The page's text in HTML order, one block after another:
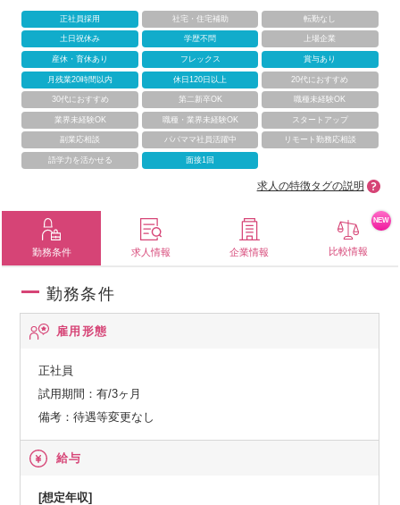
正社員採用 社宅・住宅補助 転勤なし
土日祝休み 学歴不問 上場企業
産休・育休あり フレックス 賞与あり
月残業20時間以内 休日120日以上 20代におすすめ
30代におすすめ 第二新卒OK 職種未経験OK
業界未経験OK 職種・業界未経験OK スタートアップ
副業応相談 パパママ社員活躍中 リモート勤務応相談
語学力を活かせる 面接1回
求人の特徴タグの説明
勤務条件 求人情報 企業情報 比較情報
NEW
勤務条件
雇用形態
正社員
試用期間：有/3ヶ月
備考：待遇等変更なし
給与
[想定年収]